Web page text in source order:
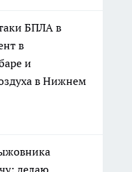
БПЛА в
в
и
в Нижнем
делаю